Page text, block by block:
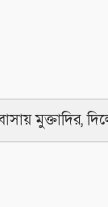
মুক্তাদির,